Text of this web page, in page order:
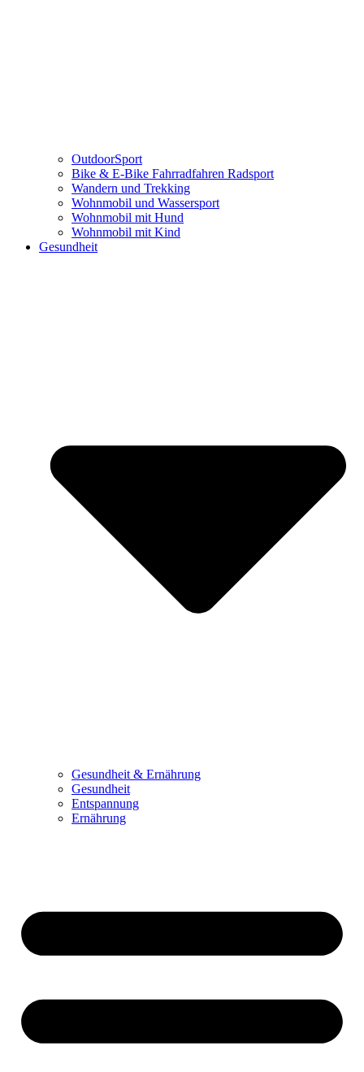
OutdoorSport
Bike & E-Bike Fahrradfahren Radsport
Wandern und Trekking
Wohnmobil und Wassersport
Wohnmobil mit Hund
Wohnmobil mit Kind
Gesundheit
Gesundheit & Ernährung
Gesundheit
Entspannung
Ernährung